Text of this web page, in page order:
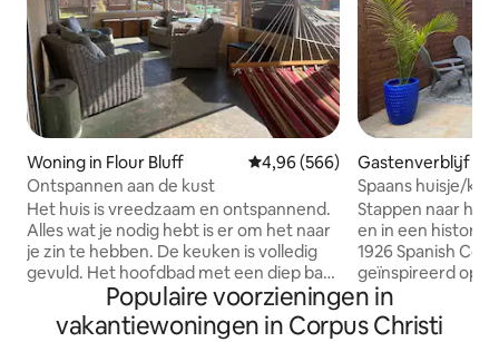
Woning in Flour Bluff Gemiddelde beoordeling van
4,96 (566)
Ontspannen aan de kust
Het huis is vreedzaam en ontspannend.
Alles wat je nodig hebt is er om het naar
je zin te hebben. De keuken is volledig
gevuld. Het hoofdbad met een diep bad
om in te weken. Het achterdek en
afgeschermd op de veranda hebben
ochtendzon en een geweldige hangmat.
Gastenverblijf in
risti
Spaans huisje/
van Cole Park
Stappen naar het
en in een
1926 Spanish
geïnspireerd op
Ontspan in een
bent vermaakt
Populaire voorzieningen in
vakantiewoningen in Corpus Christi